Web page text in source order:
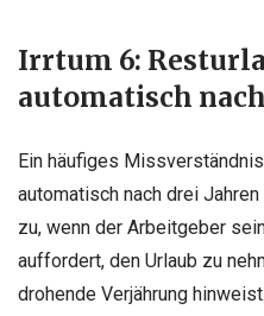
Irrtum 6:
automatisch
Ein häufiges
automatisch nach drei
zu, wenn der Arbeitgeber
auffordert, den Urlaub zu
drohende Verjährung hinweist.